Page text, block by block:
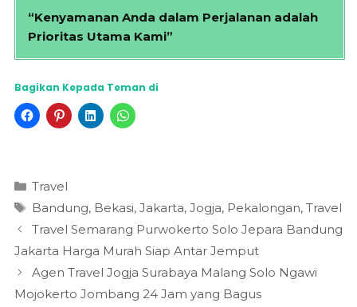
“Kenyamanan Anda dalam Perjalanan adalah
Prioritas Utama Kami”
Bagikan Kepada Teman di
Kategori
Travel
Tag
Bandung, Bekasi, Jakarta, Jogja, Pekalongan, Travel
Travel Semarang Purwokerto Solo Jepara Bandung
Jakarta Harga Murah Siap Antar Jemput
Agen Travel Jogja Surabaya Malang Solo Ngawi
Mojokerto Jombang 24 Jam yang Bagus